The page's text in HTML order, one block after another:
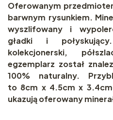
Oferowanym
barwnym rysunkiem.
wyszlifowany i
gładki i
kolekcjonerski,
egzemplarz został
100% naturalny.
to 8cm x 4.5cm x
ukazują oferowany